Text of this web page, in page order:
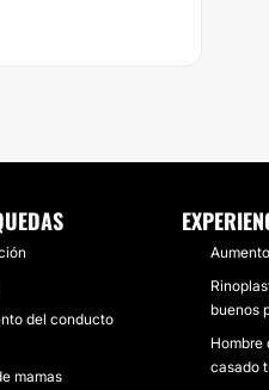
del conducto
mamas
buenos
Hombre
casado